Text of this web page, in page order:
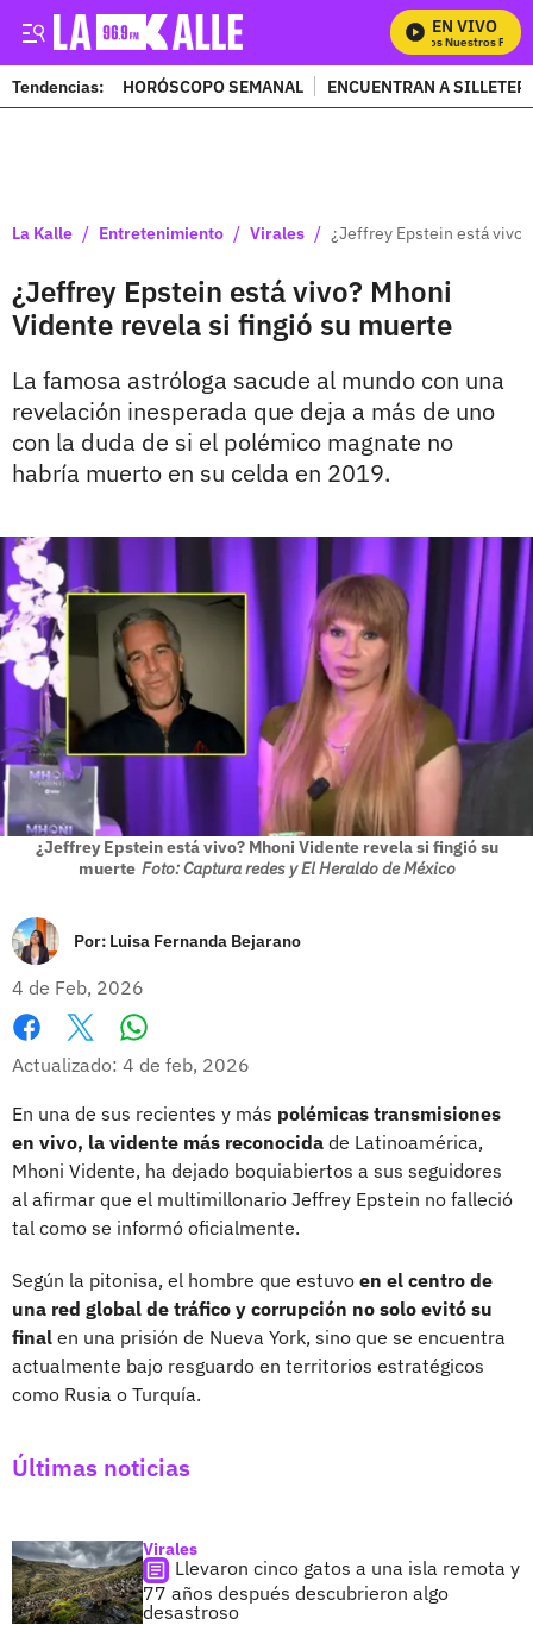
EN VIVO
Mira Todos Nuestros
Tendencias: HORÓSCOPO SEMANAL ENCUENTRAN A
La Kalle / Entretenimiento / Virales / ¿Jeffrey Epstein está
¿Jeffrey Epstein está vivo? Mhoni
Vidente revela si fingió su muerte
La famosa astróloga sacude al mundo con una
revelación inesperada que deja a más de uno
con la duda de si el polémico magnate no
habría muerto en su celda en 2019.
¿Jeffrey Epstein está vivo? Mhoni Vidente revela si fingió su
muerte Foto: Captura redes y El Heraldo de México
Por: Luisa Fernanda Bejarano
4 de Feb, 2026
Facebook
X
Actualizado: 4 de feb, 2026
En una de sus recientes y más polémicas transmisiones
en vivo, la vidente más reconocida de Latinoamérica,
Mhoni Vidente, ha dejado boquiabiertos a sus seguidores
al afirmar que el multimillonario Jeffrey Epstein no falleció
tal como se informó oficialmente.
Según la pitonisa, el hombre que estuvo en el centro de
una red global de tráfico y corrupción no solo evitó su
final en una prisión de Nueva York, sino que se encuentra
actualmente bajo resguardo en territorios estratégicos
como Rusia o Turquía.
Últimas noticias
Virales
Llevaron cinco gatos a una isla remota y
77 años después descubrieron algo
desastroso